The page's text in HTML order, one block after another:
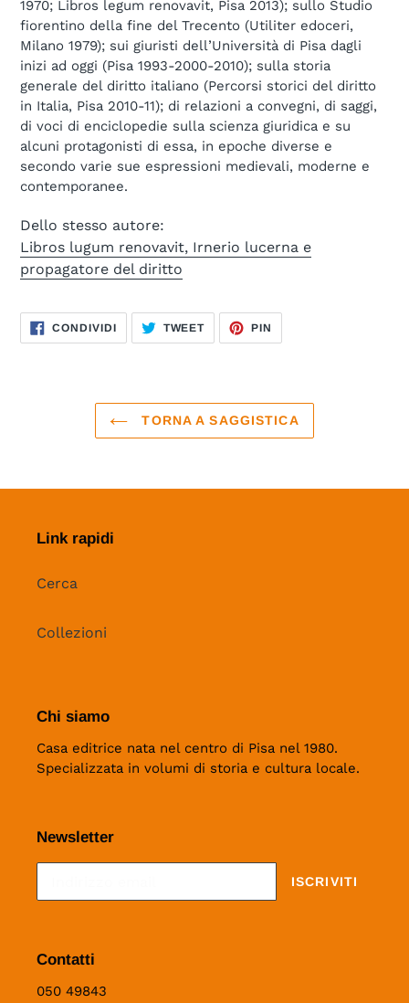
1970; Libros legum renovavit, Pisa 2013); sullo Studio
fiorentino della fine del Trecento (Utiliter edoceri,
Milano 1979); sui giuristi dell’Università di Pisa dagli
inizi ad oggi (Pisa 1993-2000-2010); sulla storia
generale del diritto italiano (Percorsi storici del diritto
in Italia, Pisa 2010-11); di relazioni a convegni, di saggi,
di voci di enciclopedie sulla scienza giuridica e su
alcuni protagonisti di essa, in epoche diverse e
secondo varie sue espressioni medievali, moderne e
contemporanee.
Dello stesso autore:
Libros lugum renovavit, Irnerio lucerna e
propagatore del diritto
CONDIVIDICONDIVIDI
SU
FACEBOOK
TWEETTWITTA
TWITTER
PIN
PINTEREST
TORNA A SAGGISTICA
Link rapidi
Cerca
Collezioni
Chi siamo
Casa editrice nata nel centro di Pisa nel 1980.
Specializzata in volumi di storia e cultura locale.
Newsletter
ISCRIVITI
Contatti
050 49843